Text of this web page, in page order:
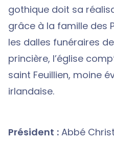
gothique doit sa
grâce à la famille des
les dalles funéraires
princière, l’église
saint Feuillien, moine
irlandaise.
Président : Abbé